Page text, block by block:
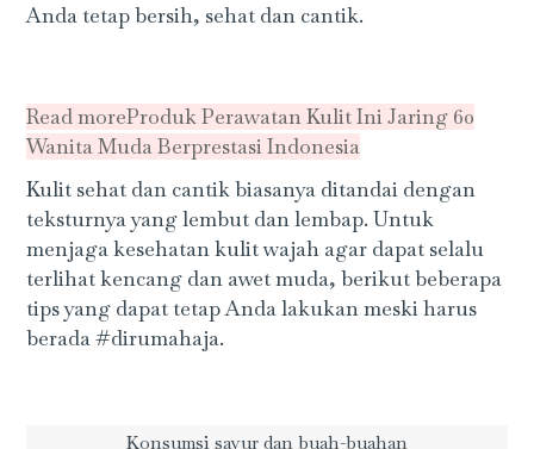
Anda tetap bersih, sehat dan cantik.
Read moreProduk Perawatan Kulit Ini Jaring 60
Wanita Muda Berprestasi Indonesia
Kulit sehat dan cantik biasanya ditandai dengan
teksturnya yang lembut dan lembap. Untuk
menjaga kesehatan kulit wajah agar dapat selalu
terlihat kencang dan awet muda, berikut beberapa
tips yang dapat tetap Anda lakukan meski harus
berada #dirumahaja.
Konsumsi sayur dan buah-buahan